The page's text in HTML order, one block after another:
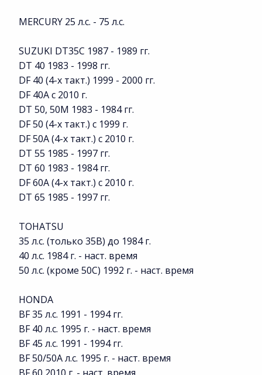
MERCURY 25 л.с. - 75 л.с.
SUZUKI DT35C 1987 - 1989 гг.
DT 40 1983 - 1998 гг.
DF 40 (4-х такт.) 1999 - 2000 гг.
DF 40A с 2010 г.
DT 50, 50M 1983 - 1984 гг.
DF 50 (4-х такт.) с 1999 г.
DF 50A (4-х такт.) с 2010 г.
DT 55 1985 - 1997 гг.
DT 60 1983 - 1984 гг.
DF 60A (4-х такт.) с 2010 г.
DT 65 1985 - 1997 гг.
TOHATSU
35 л.с. (только 35B) до 1984 г.
40 л.с. 1984 г. - наст. время
50 л.с. (кроме 50C) 1992 г. - наст. время
HONDA
BF 35 л.с. 1991 - 1994 гг.
BF 40 л.с. 1995 г. - наст. время
BF 45 л.с. 1991 - 1994 гг.
BF 50/50A л.с. 1995 г. - наст. время